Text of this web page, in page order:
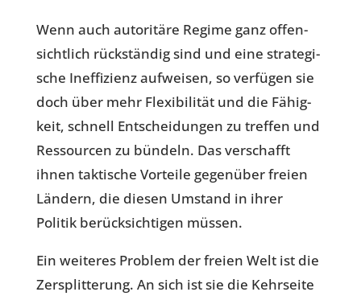
Wenn auch auto­ri­täre Regime ganz offen­
sicht­lich rück­stän­dig sind und eine stra­te­gi­
sche Inef­fi­zi­enz auf­wei­sen, so ver­fü­gen sie
doch über mehr Fle­xi­bi­li­tät und die Fähig­
keit, schnell Ent­schei­dun­gen zu treffen und
Res­sour­cen zu bündeln. Das ver­schafft
ihnen tak­ti­sche Vor­teile gegen­über freien
Ländern, die diesen Umstand in ihrer
Politik berück­sich­ti­gen müssen.
Ein wei­te­res Problem der freien Welt ist die
Zer­split­te­rung. An sich ist sie die Kehr­seite